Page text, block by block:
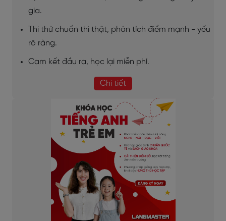
gia.
Thi thử chuẩn thi thật, phân tích điểm mạnh - yếu
rõ ràng.
Cam kết đầu ra, học lại miễn phí.
Chi tiết